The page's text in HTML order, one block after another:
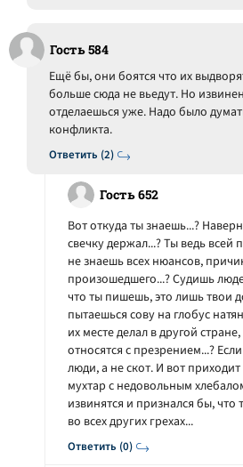
Гость 584
Ответить (2)
Ещё бы, они боятся что их
больше сюда не вьедут. Но
отделаешься уже. Надо было
конфликта.
Гость 652
Ответить (0)
Вот откуда ты знаешь...?
свечку держал...? Ты ведь всей
не знаешь всех нюансов,
произошедшего...? Судишь
что ты пишешь, это лишь твои
пытаешься сову на глобус
их месте делал в другой
относятся с презрением...?
люди, а не скот. И вот
мухтар с недовольным
извинятся и признался бы,
во всех других грехах...